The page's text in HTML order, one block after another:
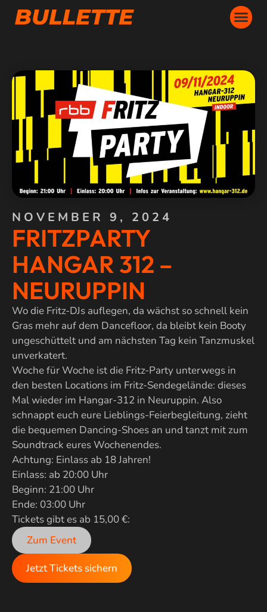
NOVEMBER 9, 2024
FRITZPARTY
HANGAR 312 –
NEURUPPIN
Wo die Fritz-DJs auflegen, da wächst so schnell kein
Gras mehr auf dem Dancefloor, da bleibt kein Booty
ungeschüttelt und am nächsten Tag kein Tanzmuskel
unverkatert.
Woche für Woche ist die Fritz-Party unterwegs in
den besten Locations im Fritz-Sendegelände: dieses
Mal wieder im Hangar-312 in Neuruppin. Also
schnappt euch eure Lieblings-Feierbegleitung, zieht
die bequemen Dancing-Shoes an und tanzt mit zum
Soundtrack eures Wochenendes.
Achtung: Einlass ab 18 Jahren!
Einlass: ab 20:00 Uhr
Beginn: 21:00 Uhr
Ende: 03:00 Uhr
Tickets gibt es ab 15,00 €:
Zum Event
Jetzt Tickets sichern